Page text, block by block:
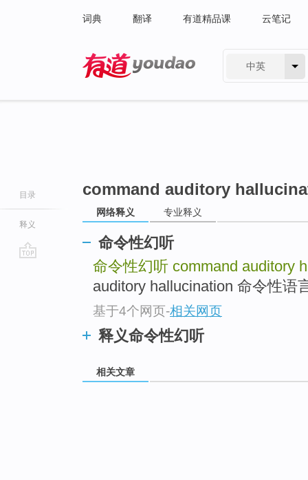
词典 翻译 有道精品课 云笔记
中英
目录
释义
command auditory
网络释义 专业释义
命令性幻听
命令性幻听 command auditory
auditory hallucination 命令性语
基于4个网页-相关网页
释义命令性幻听
相关文章